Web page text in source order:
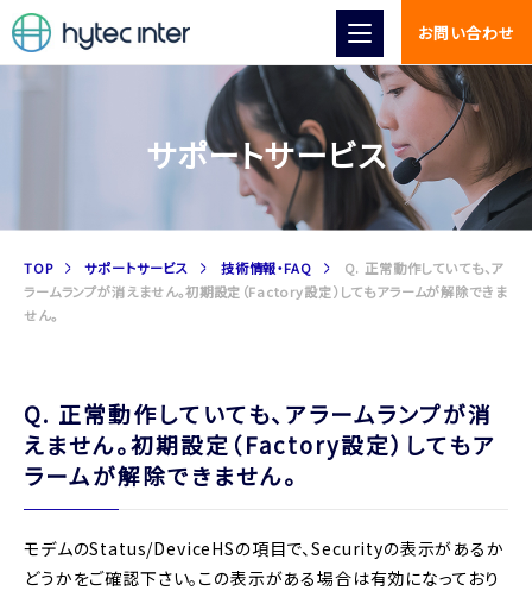
お問い合わせ
サポートサービス
TOP サポートサービス 技術情報・FAQ
Q. 正常動作していても、ア
ラームランプが消えません。初期設定（Factory設定）してもアラームが解除できま
せん。
Q. 正常動作していても、アラームランプが消
えません。初期設定（Factory設定）してもア
ラームが解除できません。
モデムのStatus/DeviceHSの項目で、Securityの表示があるか
どうかをご確認下さい。この表示がある場合は有効になっており